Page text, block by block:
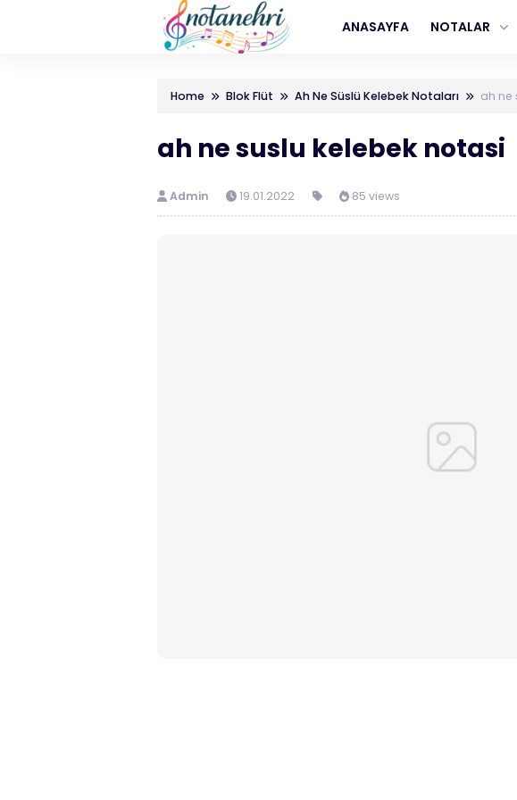
ANASAYFA NOTALAR
Home Blok Flüt Ah Ne Süslü Kelebek Notaları ah ne
ah ne suslu kelebek notasi
Admin 19.01.2022 85 views